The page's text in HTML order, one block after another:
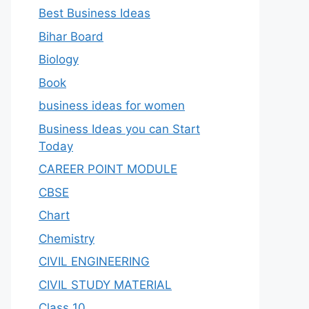
Best Business Ideas
Bihar Board
Biology
Book
business ideas for women
Business Ideas you can Start
Today
CAREER POINT MODULE
CBSE
Chart
Chemistry
CIVIL ENGINEERING
CIVIL STUDY MATERIAL